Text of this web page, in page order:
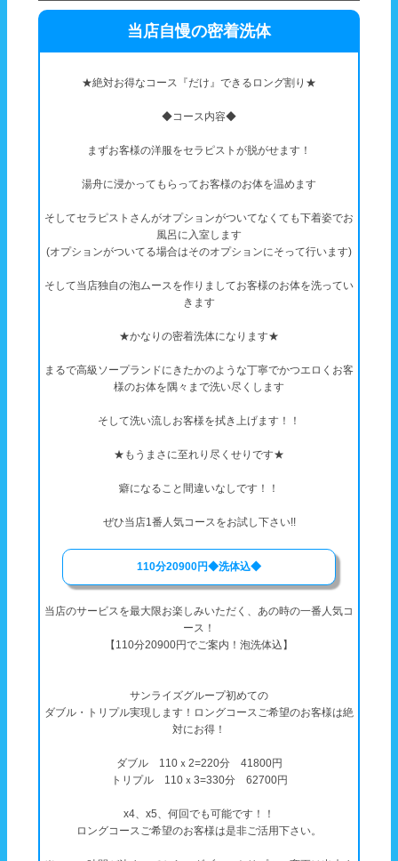
当店自慢の密着洗体
★絶対お得なコース『だけ』できるロング割り★
◆コース内容◆
まずお客様の洋服をセラピストが脱がせます！
湯舟に浸かってもらってお客様のお体を温めます
そしてセラピストさんがオプションがついてなくても下着姿でお
風呂に入室します
(オプションがついてる場合はそのオプションにそって行います)
そして当店独自の泡ムースを作りましてお客様のお体を洗ってい
きます
★かなりの密着洗体になります★
まるで高級ソープランドにきたかのような丁寧でかつエロくお客
様のお体を隅々まで洗い尽くします
そして洗い流しお客様を拭き上げます！！
★もうまさに至れり尽くせりです★
癖になること間違いなしです！！
ぜひ当店1番人気コースをお試し下さい!!
110分20900円◆洗体込◆
当店のサービスを最大限お楽しみいただく、あの時の一番人気コ
ース！
【110分20900円でご案内！泡洗体込】
サンライズグループ初めての
ダブル・トリプル実現します！ロングコースご希望のお客様は絶
対にお得！
ダブル 110ｘ2=220分 41800円
トリプル 110ｘ3=330分 62700円
x4、x5、何回でも可能です！！
ロングコースご希望のお客様は是非ご活用下さい。